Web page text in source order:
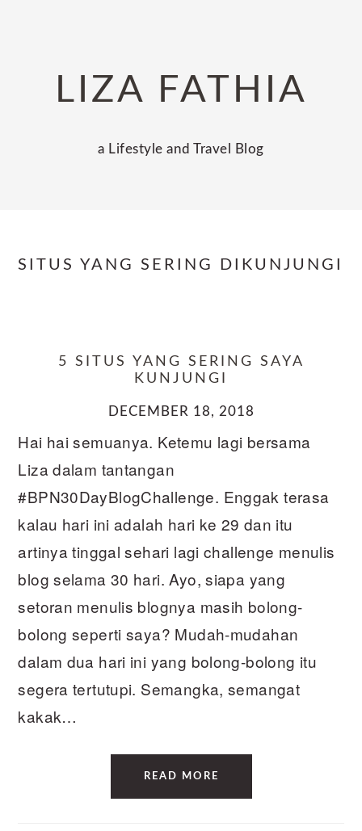
navigationLIZA FATHIA
a Lifestyle and Travel Blog
SITUS YANG SERING DIKUNJUNGI
5 SITUS YANG SERING SAYA
KUNJUNGI
DECEMBER 18, 2018
Hai hai semuanya. Ketemu lagi bersama
Liza dalam tantangan
#BPN30DayBlogChallenge. Enggak terasa
kalau hari ini adalah hari ke 29 dan itu
artinya tinggal sehari lagi challenge menulis
blog selama 30 hari. Ayo, siapa yang
setoran menulis blognya masih bolong-
bolong seperti saya? Mudah-mudahan
dalam dua hari ini yang bolong-bolong itu
segera tertutupi. Semangka, semangat
kakak…
READ MORE